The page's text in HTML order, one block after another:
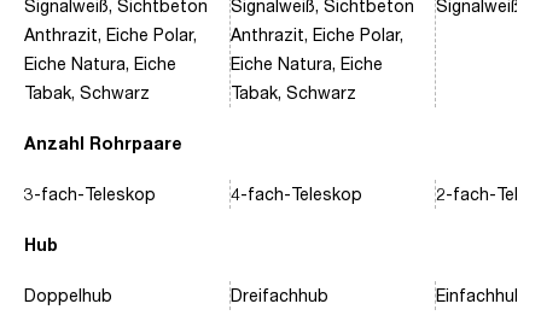
Anzahl Rohrpaare
Hub
Signalweiß, Sichtbeton
Anthrazit, Eiche Polar,
Eiche Natura, Eiche
Tabak, Schwarz
3-fach-Teleskop
Doppelhub
Signalweiß, Sichtbeton
Anthrazit, Eiche Polar,
Eiche Natura, Eiche
Tabak, Schwarz
4-fach-Teleskop
Dreifachhub
Signalweiß,
2-fach-
Einfachhub